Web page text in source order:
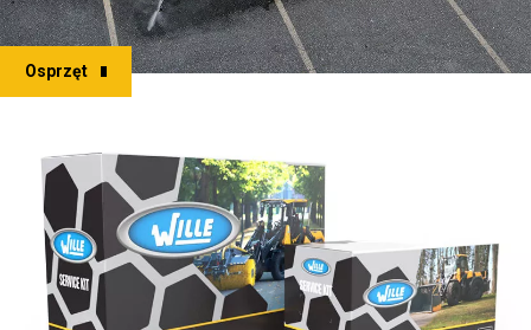
Osprzęt